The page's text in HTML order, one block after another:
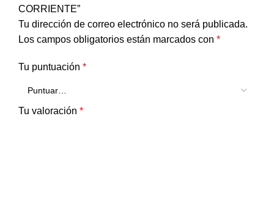
CORRIENTE”
Tu dirección de correo electrónico no será publicada.
Los campos obligatorios están marcados con *
Tu puntuación *
Tu valoración *